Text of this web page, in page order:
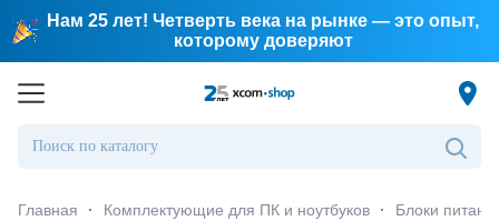
Нам 25 лет! Четверть века на рынке — это опыт,
которому доверяют
Главная · Комплектующие для ПК и ноутбуков · Блоки